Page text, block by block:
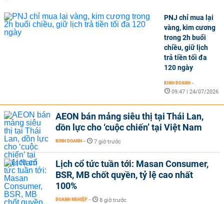
PNJ chỉ mua lại
vàng, kim cương
trong 2h buổi
chiều, giữ lịch
trả tiền tối đa
120 ngày
KINH DOANH -
09:47 | 24/07/2026
AEON bán mảng siêu thị tại Thái Lan,
dồn lực cho ‘cuộc chiến’ tại Việt Nam
KINH DOANH - 7 giờ trước
Lịch cổ tức tuần tới: Masan Consumer,
BSR, MB chốt quyền, tỷ lệ cao nhất
100%
DOANH NGHIỆP - 8 giờ trước